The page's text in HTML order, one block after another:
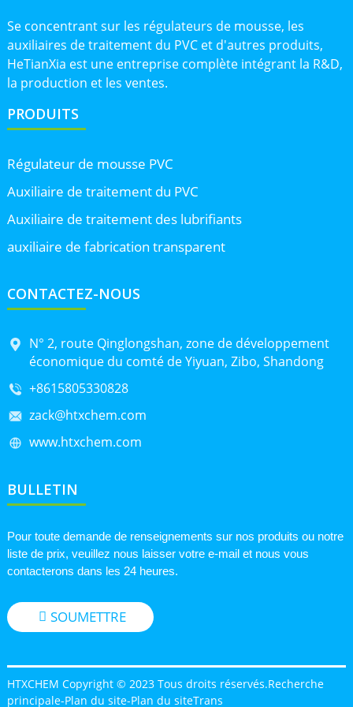
Se concentrant sur les régulateurs de mousse, les
auxiliaires de traitement du PVC et d'autres produits,
HeTianXia est une entreprise complète intégrant la R&D,
la production et les ventes.
PRODUITS
Régulateur de mousse PVC
Auxiliaire de traitement du PVC
Auxiliaire de traitement des lubrifiants
auxiliaire de fabrication transparent
CONTACTEZ-NOUS
N° 2, route Qinglongshan, zone de développement
économique du comté de Yiyuan, Zibo, Shandong
+8615805330828
zack@htxchem.com
www.htxchem.com
BULLETIN
Pour toute demande de renseignements sur nos produits ou notre
liste de prix, veuillez nous laisser votre e-mail et nous vous
contacterons dans les 24 heures.
SOUMETTRE
HTXCHEM Copyright © 2023 Tous droits réservés.Recherche
principale-Plan du site-Plan du siteTrans